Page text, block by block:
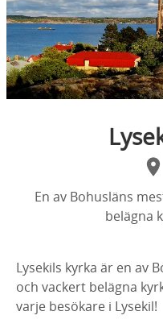
En av Bohusläns
belägna
Lysekils kyrka är en av
och vackert belägna
varje besökare i Lysekil!